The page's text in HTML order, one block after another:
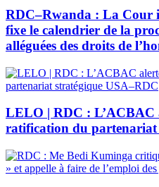
RDC–Rwanda : La Cour
fixe le calendrier de la
alléguées des droits de
LELO | RDC : L’ACBAC
ratification du partenariat